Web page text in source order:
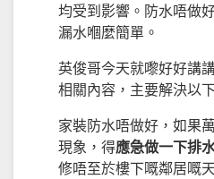
均受到影響。防水唔做
漏水嗰麼簡單。
英俊哥今天就嚟好好講
相關內容，主要解決以
家裝防水唔做好，如果
現象，得應急做一下排
修唔至於樓下嘅鄰居嘅